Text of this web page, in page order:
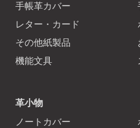
手帳革カバー
レター・カード
その他紙製品
機能文具
革小物
ノートカバー